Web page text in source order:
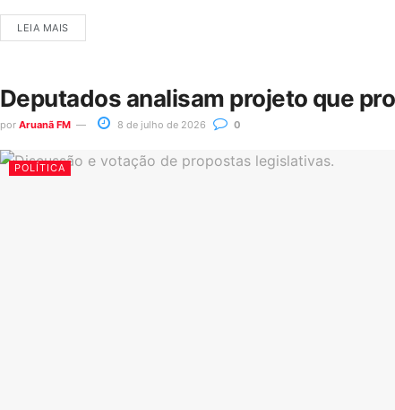
LEIA MAIS
Deputados analisam projeto que
por Aruanã FM 8 de julho de 2026 0
POLÍTICA